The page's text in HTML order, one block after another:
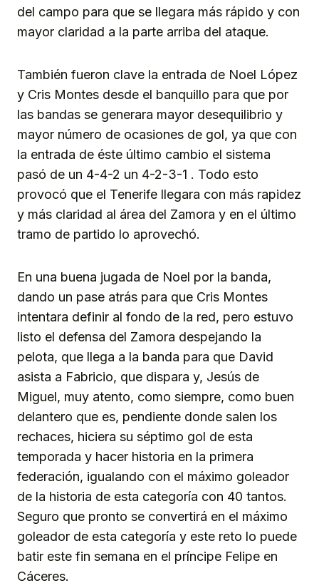
del campo para que se llegara más rápido y con
mayor claridad a la parte arriba del ataque.
También fueron clave la entrada de Noel López
y Cris Montes desde el banquillo para que por
las bandas se generara mayor desequilibrio y
mayor número de ocasiones de gol, ya que con
la entrada de éste último cambio el sistema
pasó de un 4-4-2 un 4-2-3-1 . Todo esto
provocó que el Tenerife llegara con más rapidez
y más claridad al área del Zamora y en el último
tramo de partido lo aprovechó.
En una buena jugada de Noel por la banda,
dando un pase atrás para que Cris Montes
intentara definir al fondo de la red, pero estuvo
listo el defensa del Zamora despejando la
pelota, que llega a la banda para que David
asista a Fabricio, que dispara y, Jesús de
Miguel, muy atento, como siempre, como buen
delantero que es, pendiente donde salen los
rechaces, hiciera su séptimo gol de esta
temporada y hacer historia en la primera
federación, igualando con el máximo goleador
de la historia de esta categoría con 40 tantos.
Seguro que pronto se convertirá en el máximo
goleador de esta categoría y este reto lo puede
batir este fin semana en el príncipe Felipe en
Cáceres.